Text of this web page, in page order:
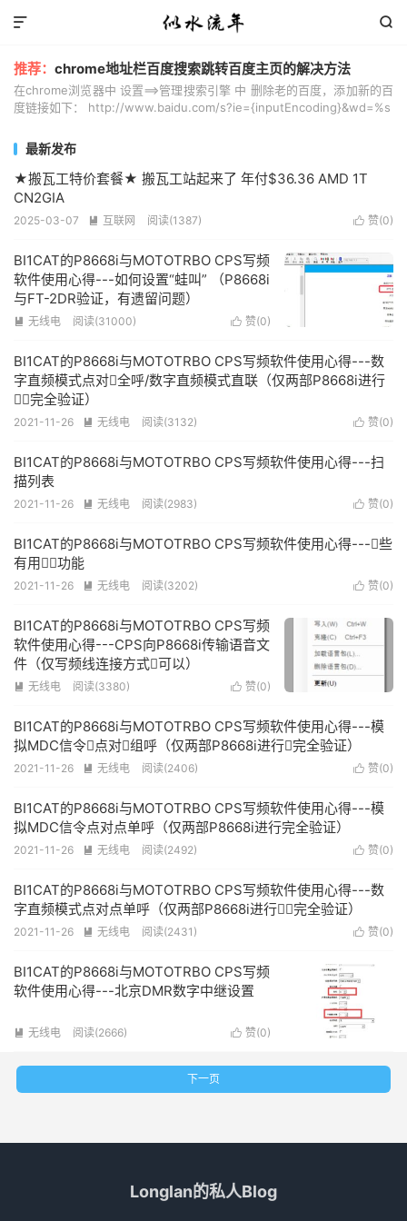


推荐： chrome地址栏百度搜索跳转百度主页的解决方法
在chrome浏览器中 设置==>管理搜索引擎 中 删除老的百度，添加新的百
度链接如下： http://www.baidu.com/s?ie={inputEncoding}&wd=%s
最新发布
★搬瓦工特价套餐★ 搬瓦工站起来了 年付$36.36 AMD 1T
CN2GIA
 赞(0)
2025-03-07  互联网 阅读(1387)
BI1CAT的P8668i与MOTOTRBO CPS写频
软件使用心得---如何设置“蛙叫” （P8668i
与FT-2DR验证，有遗留问题）
 赞(0)
 无线电 阅读(31000)
BI1CAT的P8668i与MOTOTRBO CPS写频软件使用心得---数
字直频模式点对全呼/数字直频模式直联（仅两部P8668i进行
完全验证）
 赞(0)
2021-11-26  无线电 阅读(3132)
BI1CAT的P8668i与MOTOTRBO CPS写频软件使用心得---扫
描列表
 赞(0)
2021-11-26  无线电 阅读(2983)
BI1CAT的P8668i与MOTOTRBO CPS写频软件使用心得---些
有用功能
 赞(0)
2021-11-26  无线电 阅读(3202)
BI1CAT的P8668i与MOTOTRBO CPS写频
软件使用心得---CPS向P8668i传输语音文
件（仅写频线连接方式可以）
 赞(0)
 无线电 阅读(3380)
BI1CAT的P8668i与MOTOTRBO CPS写频软件使用心得---模
拟MDC信令点对组呼（仅两部P8668i进行完全验证）
 赞(0)
2021-11-26  无线电 阅读(2406)
BI1CAT的P8668i与MOTOTRBO CPS写频软件使用心得---模
拟MDC信令点对点单呼（仅两部P8668i进行完全验证）
 赞(0)
2021-11-26  无线电 阅读(2492)
BI1CAT的P8668i与MOTOTRBO CPS写频软件使用心得---数
字直频模式点对点单呼（仅两部P8668i进行完全验证）
 赞(0)
2021-11-26  无线电 阅读(2431)
BI1CAT的P8668i与MOTOTRBO CPS写频
软件使用心得---北京DMR数字中继设置
 赞(0)
 无线电 阅读(2666)
下一页
Longlan的私人Blog